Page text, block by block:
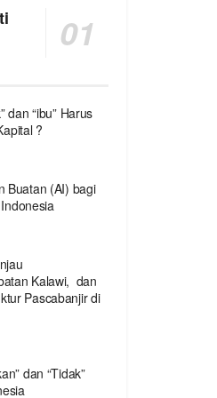
dan “ibu” Harus
?
Buatan (AI) bagi
Kalawi, dan
Pascabanjir di
dan “Tidak”